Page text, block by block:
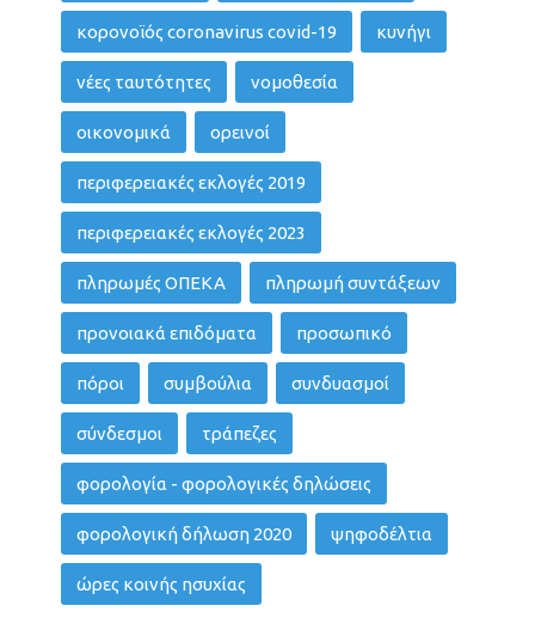
κορονοϊός coronavirus covid-19 κυνήγι
νέες ταυτότητες νομοθεσία
οικονομικά ορεινοί
περιφερειακές εκλογές 2019
περιφερειακές εκλογές 2023
πληρωμές ΟΠΕΚΑ πληρωμή συντάξεων
προνοιακά επιδόματα προσωπικό
πόροι συμβούλια συνδυασμοί
σύνδεσμοι τράπεζες
φορολογία - φορολογικές δηλώσεις
φορολογική δήλωση 2020 ψηφοδέλτια
ώρες κοινής ησυχίας